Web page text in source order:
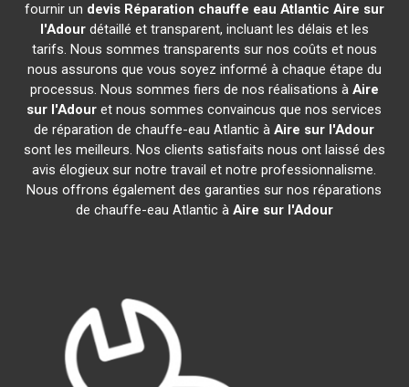
fournir un devis Réparation chauffe eau Atlantic Aire sur
l'Adourdétaillé et transparent, incluant les délais et les
tarifs. Nous sommes transparents sur nos coûts et nous
nous assurons que vous soyez informé à chaque étape du
processus. Nous sommes fiers de nos réalisations à Aire
sur l'Adour et nous sommes convaincus que nos services
de réparation de chauffe-eau Atlantic àAire sur l'Adour
sont les meilleurs. Nos clients satisfaits nous ont laissé des
avis élogieux sur notre travail et notre professionnalisme.
Nous offrons également des garanties sur nos réparations
de chauffe-eau Atlantic à Aire sur l'Adour